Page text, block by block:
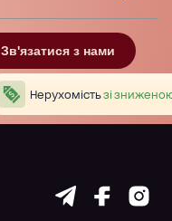
Зв'язатися з нами
Нерухомістьзі